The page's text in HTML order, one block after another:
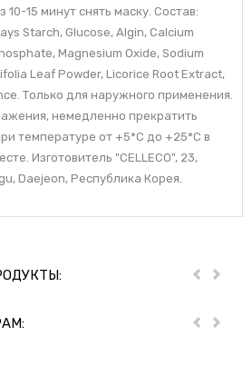
10-15 минут снять маску. Состав:
Starch, Glucose, Algin, Calcium
Magnesium Oxide, Sodium
Leaf Powder, Licorice Root Extract,
Только для наружного применения.
немедленно прекратить
температуре от +5*С до +25*С в
Изготовитель "CELLECO", 23,
Daejeon, Республика Корея.
Пред
Пред